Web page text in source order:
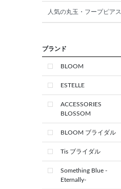
人気の丸玉・フープピアス
ブランド
BLOOM
ESTELLE
ACCESSORIES
BLOSSOM
BLOOM ブライダル
Tis ブライダル
Something Blue -
Eternally-